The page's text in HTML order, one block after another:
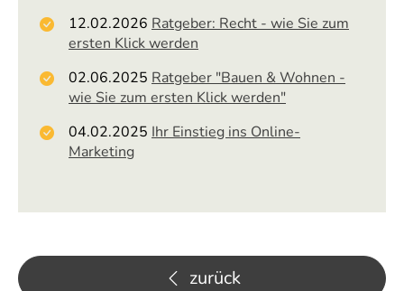
12.02.2026 Ratgeber: Recht - wie Sie zum
ersten Klick werden
02.06.2025 Ratgeber "Bauen & Wohnen -
wie Sie zum ersten Klick werden"
04.02.2025 Ihr Einstieg ins Online-
Marketing
zurück